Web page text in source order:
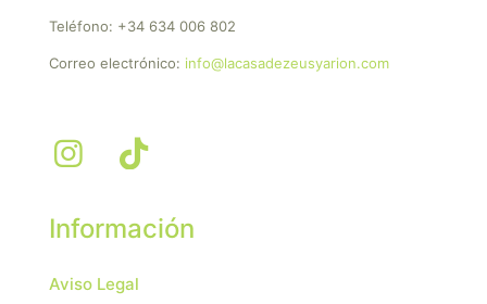
Teléfono: +34 634 006 802
Correo electrónico: info@lacasadezeusyarion.com
Información
Aviso Legal